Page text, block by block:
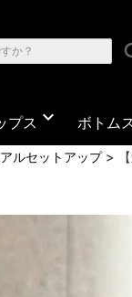
プス expand_more ボトム
ルセットアップ